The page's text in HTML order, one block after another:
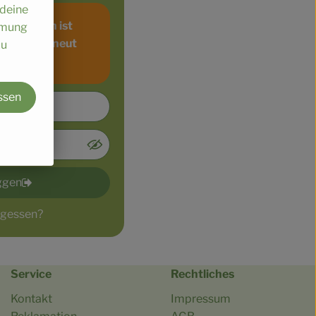
ist
Bitte erneut
Service
Kontakt
Rechtliches
Impressum